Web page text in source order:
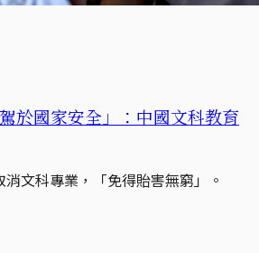
於國家安全」：中國文科教育
文科專業，「免得貽害無窮」。